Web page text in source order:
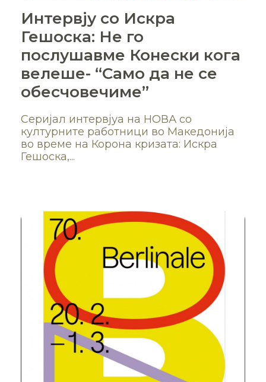
Интервју со Искра
Гешоска: Не го
послушавме Конески кога
велеше- “Само да не се
обесчовечиме”
Серијал интервјуа на НОВА сo
културните работници во Македонија
во време на Корона кризата: Искра
Гешоска,...